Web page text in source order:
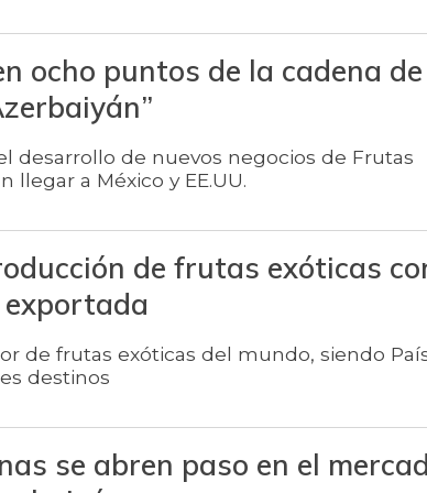
ocho puntos de la cadena de
desarrollo de nuevos negocios de Frutas
llegar a México y EE.UU.
de frutas exóticas
exportada
de frutas exóticas del mundo, siendo
destinos
se abren paso en el